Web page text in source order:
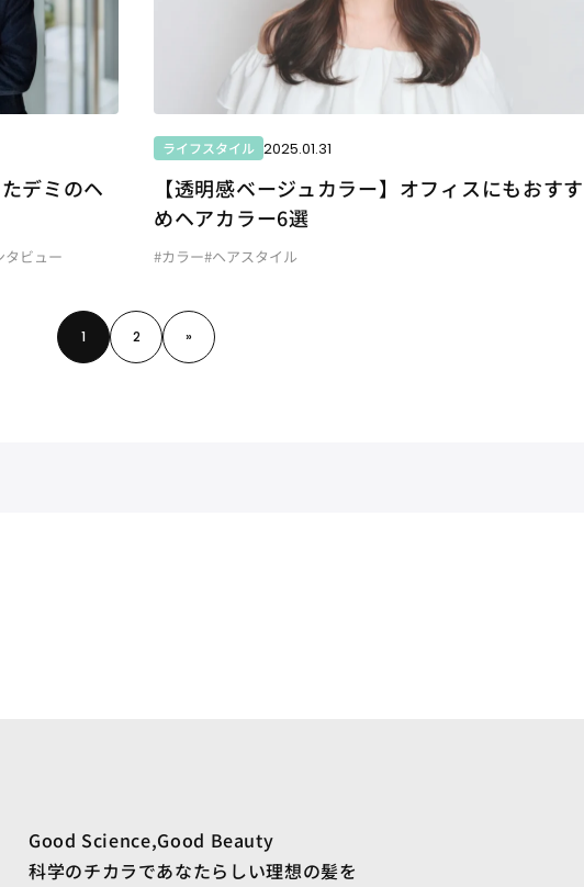
デミのヘ
タビュー
ライフスタイル 2025.01.31
【透明感ベージュカラー】オフィスにもおすす
めヘアカラー6選
#カラー#ヘアスタイル
1 2 »
Good Science,Good Beauty
科学のチカラであなたらしい理想の髪を